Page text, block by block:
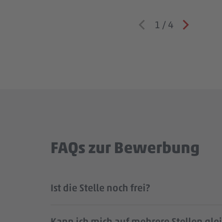
1 / 4
FAQs zur Bewerbung
Ist die Stelle noch frei?